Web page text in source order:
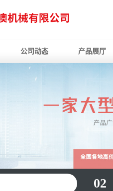
公司动态 产品展厅
02